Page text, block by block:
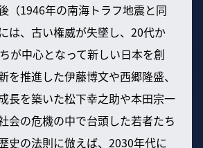
（1946年の南海トラフ地震と同
は、古い権威が失墜し、20代か
が中心となって新しい日本を創
を推進した伊藤博文や西郷隆盛、
長を築いた松下幸之助や本田宗一
会の危機の中で台頭した若者たち
史の法則に倣えば、2030年代に